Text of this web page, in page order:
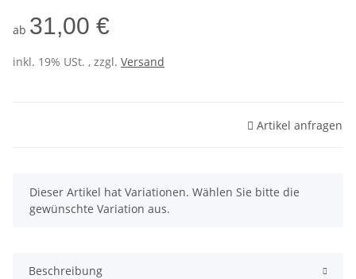
ab 31,00 €
inkl. 19% USt. , zzgl. Versand
Artikel anfragen
x
Dieser Artikel hat Variationen. Wählen Sie bitte die
gewünschte Variation aus.
Beschreibung